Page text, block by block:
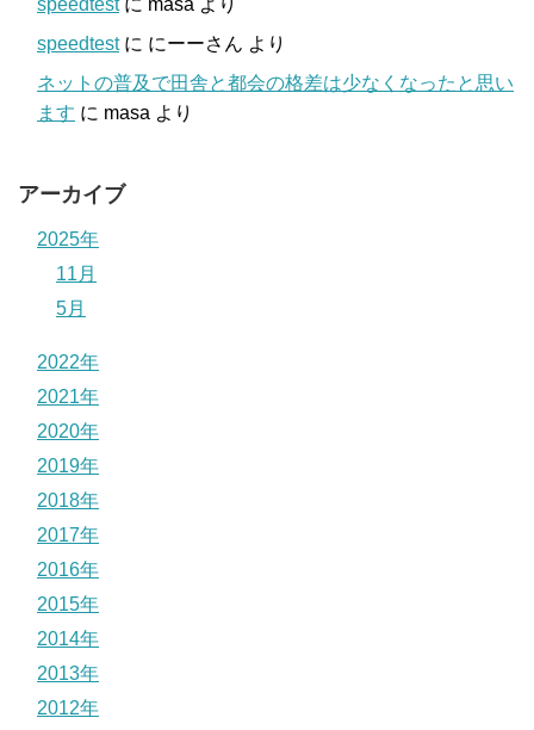
speedtestに にーーさん より
ネットの普及で田舎と都会の格差は少なくなったと思い
ます に masa より
アーカイブ
2025年
11月
5月
2022年
2021年
2020年
2019年
2018年
2017年
2016年
2015年
2014年
2013年
2012年